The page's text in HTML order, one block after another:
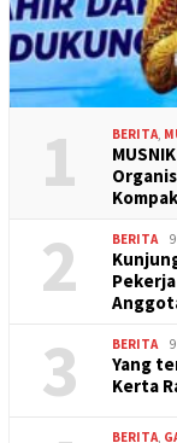
1 BERITA,
Kompak
2 BERITA
3 BERITA
Yang
Kerta
BERITA,